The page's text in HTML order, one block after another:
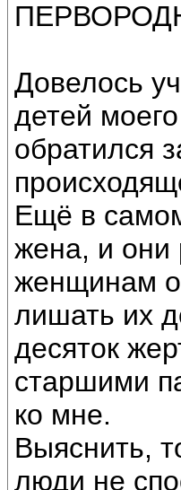
Довелось
детей
обратился
Ещё в
жена, и они
женщинам
лишать их
десяток
старшими
ко мне.
Выяснить,
люди не